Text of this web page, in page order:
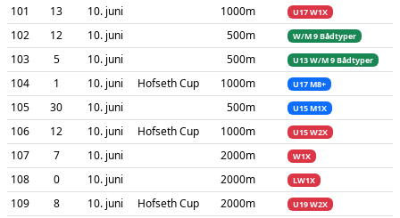
101 13 10. juni 1000m U17 W1X
102 12 10. juni 500m W/M 9 Bådtyper
103 5 10. juni 500m U13 W/M 9 Bådtyper
104 1 10. juni Hofseth Cup 1000m U17 M8+
105 30 10. juni 500m U15 M1X
106 12 10. juni Hofseth Cup 1000m U15 W2X
107 7 10. juni 2000m W1X
108 0 10. juni 2000m LW1X
109 8 10. juni Hofseth Cup 2000m U19 W2X